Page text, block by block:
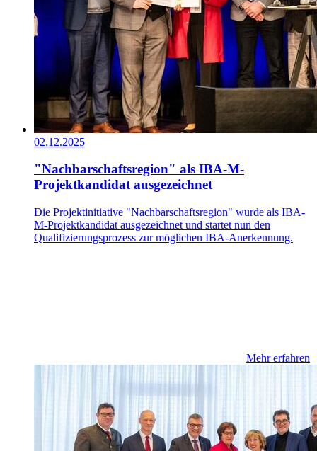
02.12.2025
"Nachbarschaftsregion" als IBA-M-
Projektkandidat ausgezeichnet
Die Projektinitiative "Nachbarschaftsregion" wurde als IBA-
M-Projektkandidat ausgezeichnet und startet nun den
Qualifizierungsprozess zur möglichen IBA-Anerkennung.
Mehr erfahren